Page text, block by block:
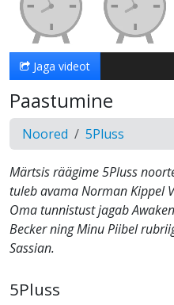
Jaga videot
Paastumine
Noored 5Pluss
Märtsis räägime 5Pluss
tuleb avama Norman Kippel
Oma tunnistust jagab
Becker ning Minu Piibel
Sassian.
5Pluss